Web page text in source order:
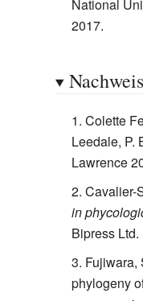
National
2017.
Colette
Leedale, P.
Lawrence
Cavalier-
in
Bipress Ltd.
Fujiwara,
phylogeny